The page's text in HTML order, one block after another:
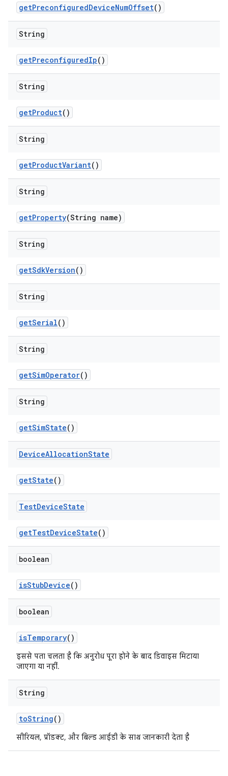
getPreconfiguredDeviceNumOffset()
String
getPreconfiguredIp()
String
getProduct()
String
getProductVariant()
String
getProperty(String name)
String
getSdkVersion()
String
getSerial()
String
getSimOperator()
String
getSimState()
DeviceAllocationState
getState()
TestDeviceState
getTestDeviceState()
boolean
isStubDevice()
boolean
isTemporary()
इससे पता चलता है कि अनुरोध पूरा होने के बाद डिवाइस मिटाया
जाएगा या नहीं.
String
toString()
सीरियल, प्रॉडक्ट, और बिल्ड आईडी के साथ जानकारी देता है